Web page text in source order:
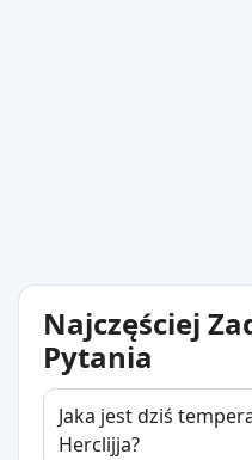
Najczęściej
Pytania
Jaka jest dziś
Herclijja?